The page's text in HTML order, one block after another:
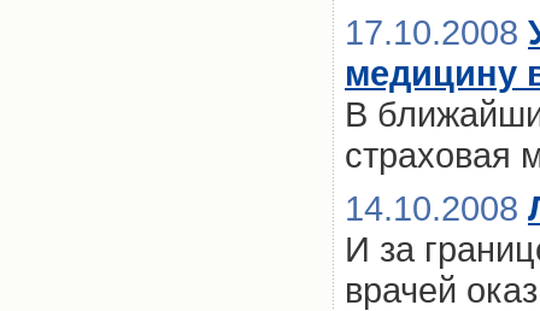
17.10.2008
медицину
В
страховая
14.10.2008
И за
врачей